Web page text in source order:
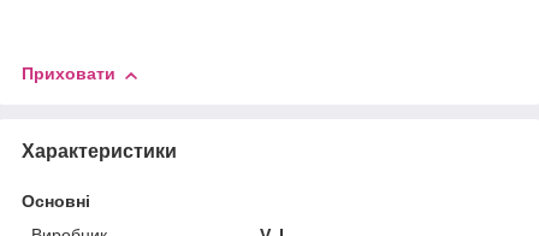
Приховати
Характеристики
Основні